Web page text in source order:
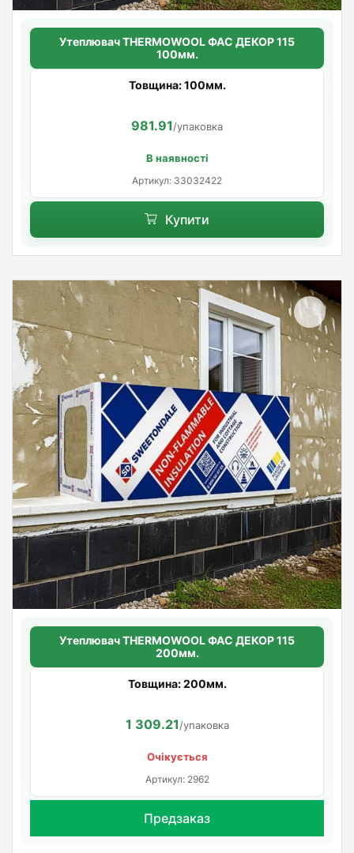
Утеплювач THERMOWOOL ФАС ДЕКОР 115
100мм.
Товщина: 100мм.
981.91/упаковка
В наявності
Артикул: 33032422
Купити
Утеплювач THERMOWOOL ФАС ДЕКОР 115
200мм.
Товщина: 200мм.
1 309.21/упаковка
Очікується
Артикул: 2962
Предзаказ